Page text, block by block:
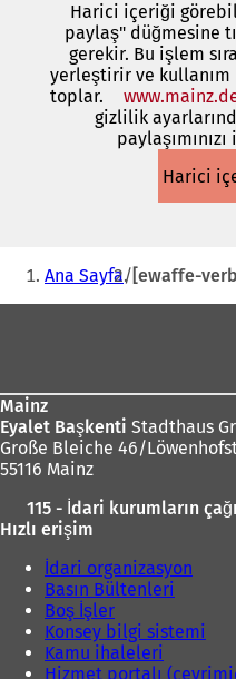
Harici içeriği
paylaş" düğmesine
gerekir. Bu işlem
yerleştirir ve kullanım
toplar.
gizlilik
Harici
Buradasınız:
Ana Sayfa [ewaffe-
Mainz
Eyalet Başkenti Stadthaus
Große Bleiche 46/
55116 Mainz
115 - İdari kurumların
Hızlı erişim
İdari organizasyon
Basın Bültenleri
Boş İşler
Konsey bilgi sistemi
Kamu ihaleleri
Hizmet portalı